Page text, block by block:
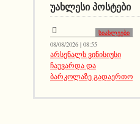
ᲣᲐᲮᲚᲔᲡᲘ ᲞᲝᲡᲢᲔᲑᲘ
სიახლეები
08/08/2026 | 08:55
არსენალს ვინისიუსი
ჩაუვარდა და
ბარკოლაზე გადაერთო